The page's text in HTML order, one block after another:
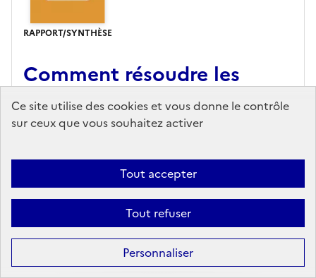
Ce site utilise des cookies et vous donne le contrôle
sur ceux que vous souhaitez activer
Tout accepter
Tout refuser
Personnaliser
RAPPORT/SYNTHÈSE
Comment résoudre les
tensions de recrutement
dans le champ social et en
IGAS (Inspection générale des affaires sociales),
Editeur- 02/2025
Dans son rapport, l’Inspection générale des
affaires sociales analyse les difficultés de
recrutement et l’attractivité des métiers du
sanitaire (hors professions médicales), du social et